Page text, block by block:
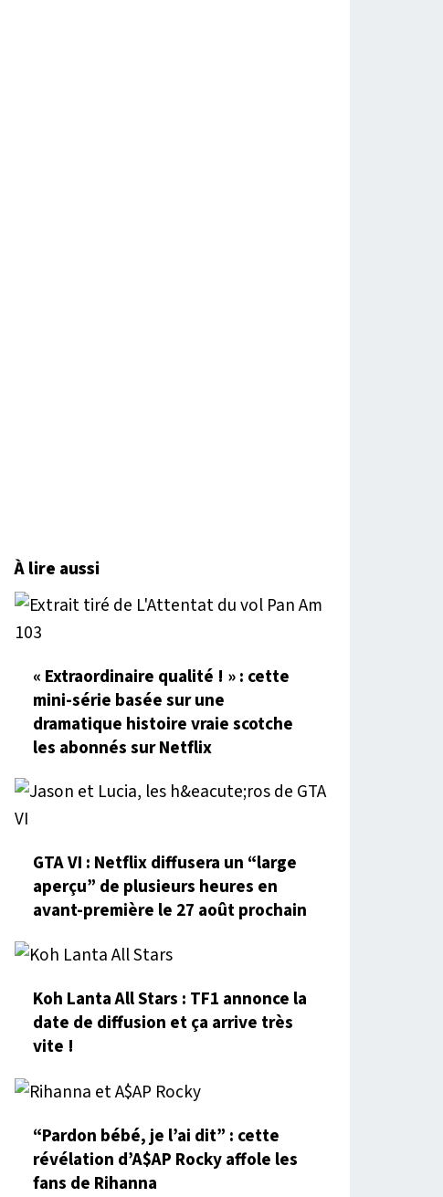
À lire aussi
« Extraordinaire qualité ! » : cette
mini-série basée sur une
dramatique histoire vraie scotche
les abonnés sur Netflix
GTA VI : Netflix diffusera un “large
aperçu” de plusieurs heures en
avant-première le 27 août prochain
Koh Lanta All Stars : TF1 annonce la
date de diffusion et ça arrive très
vite !
“Pardon bébé, je l’ai dit” : cette
révélation d’A$AP Rocky affole les
fans de Rihanna